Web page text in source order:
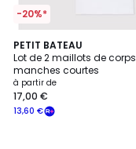
-20%*
PETIT BATEAU
Lot de 2 maillots de corps
manches courtes
à partir de
13,60 €
17,00 €
5
/
5